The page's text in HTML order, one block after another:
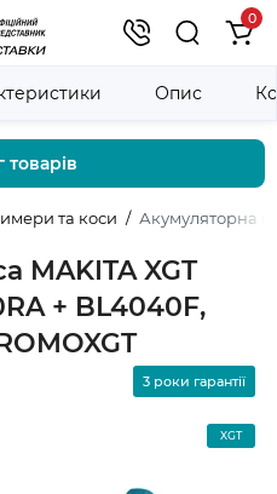
0
товарів
та коси Акумуляторна
MAKITA XGT
+ BL4040F,
Опис
3 роки гарантії
XGT